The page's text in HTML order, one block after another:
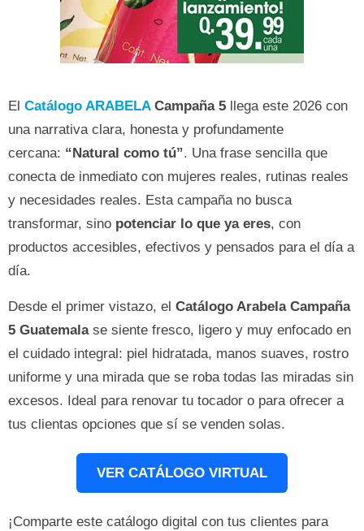
El Catálogo ARABELACampaña 5 llega este 2026 con
una narrativa clara, honesta y profundamente
cercana: “Natural como tú”. Una frase sencilla que
conecta de inmediato con mujeres reales, rutinas reales
y necesidades reales. Esta campaña no busca
transformar, sino potenciar lo que ya eres, con
productos accesibles, efectivos y pensados para el día a
día.
Desde el primer vistazo, el Catálogo Arabela Campaña
5 Guatemalase siente fresco, ligero y muy enfocado en
el cuidado integral: piel hidratada, manos suaves, rostro
uniforme y una mirada que se roba todas las miradas sin
excesos. Ideal para renovar tu tocador o para ofrecer a
tus clientas opciones que sí se venden solas.
VER CATÁLOGO VIRTUAL
¡Comparte este catálogo digital con tus clientes para